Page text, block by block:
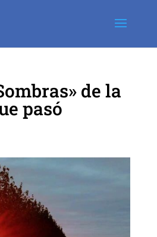
de la
pasó